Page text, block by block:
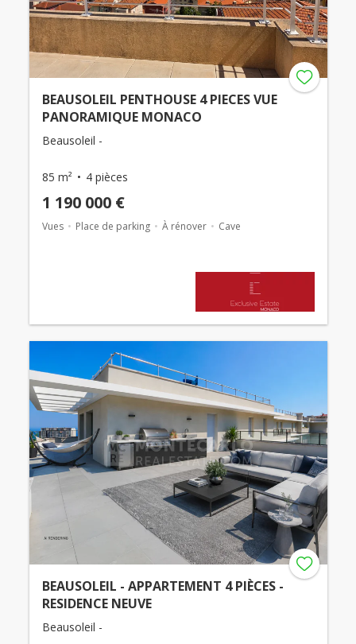
BEAUSOLEIL PENTHOUSE 4 PIECES VUE
PANORAMIQUE MONACO
Beausoleil -
85 m² 4 pièces
1 190 000 €
Vues Place de parking À rénover Cave
BEAUSOLEIL - APPARTEMENT 4 PIÈCES -
RESIDENCE NEUVE
Beausoleil -